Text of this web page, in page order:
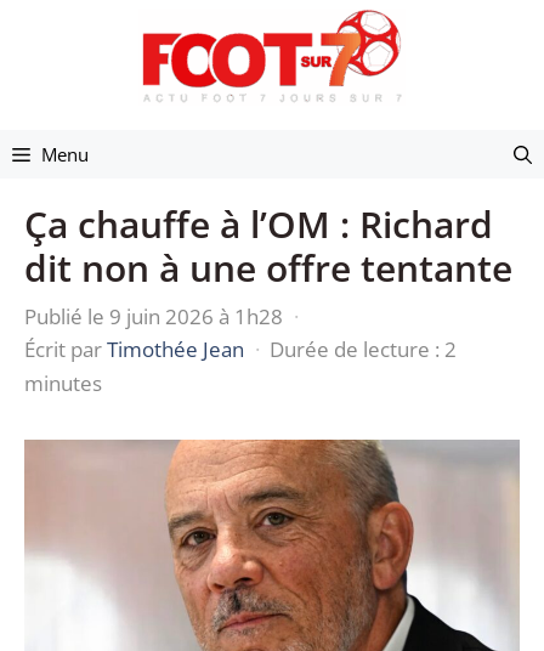
Menu
Ça chauffe à l’OM : Richard
dit non à une offre tentante
Publié le 9 juin 2026 à 1h28 ·
Écrit parTimothée Jean · Durée de lecture : 2
minutes